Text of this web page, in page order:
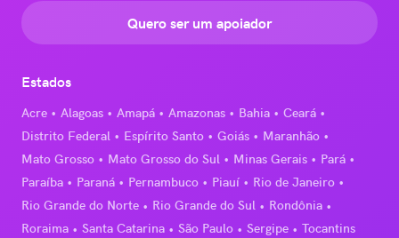
Quero ser um apoiador
Estados
Acre Alagoas Amapá Amazonas Bahia
Ceará
Distrito Federal
Espírito Santo Goiás
Maranhão
Mato Grosso
Mato Grosso do Sul Minas Gerais
Pará
Paraíba
Paraná Pernambuco Piauí
Rio de Janeiro
Rio Grande do Norte
Rio Grande do Sul
Rondônia
Roraima
Santa Catarina São Paulo Sergipe Tocantins